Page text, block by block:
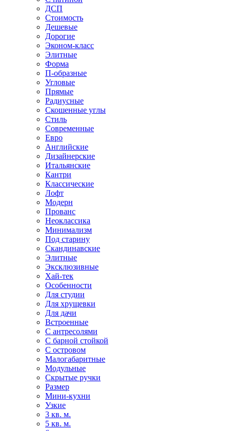
ДСП
Стоимость
Дешевые
Дорогие
Эконом-класс
Элитные
Форма
П-образные
Угловые
Прямые
Радиусные
Скошенные углы
Стиль
Современные
Евро
Английские
Дизайнерские
Итальянские
Кантри
Классические
Лофт
Модерн
Прованс
Неоклассика
Минимализм
Под старину
Скандинавские
Элитные
Эксклюзивные
Хай-тек
Особенности
Для студии
Для хрущевки
Для дачи
Встроенные
С антресолями
С барной стойкой
С островом
Малогабаритные
Модульные
Скрытые ручки
Размер
Мини-кухни
Узкие
3 кв. м.
5 кв. м.